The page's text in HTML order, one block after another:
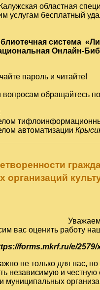
областная
услугам бесплатный
система
Онлайн-
пароль и читайте!
обращайтесь по
автоматизации
организаций
вас оценить работу
forms.mkrf.ru/e/
не только для нас,
независимую и честную
муниципальных